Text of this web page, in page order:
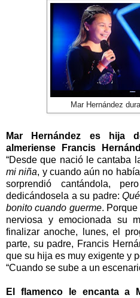
Mar Hernández
Mar Hernández es hija
almeriense Francis
“Desde que nació le cantaba
mi niña, y cuando aún no
sorprendió cantándola,
dedicándosela a su padre:
bonito cuando guerme. Porque
nerviosa y emocionada su
finalizar anoche, lunes, el
parte, su padre, Francis
que su hija es muy exigente y
“Cuando se sube a un
El flamenco le encanta a